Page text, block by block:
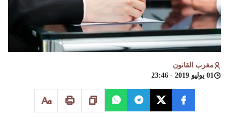
مغرب القانون
01 يوليو 2019 - 23:46